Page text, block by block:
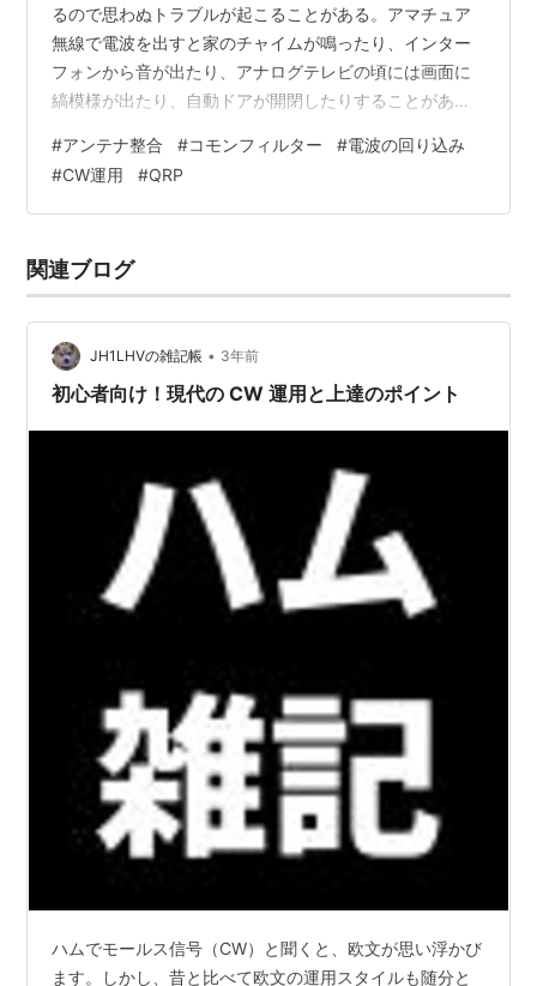
るので思わぬトラブルが起こることがある。アマチュア
無線で電波を出すと家のチャイムが鳴ったり、インター
フォンから音が出たり、アナログテレビの頃には画面に
縞模様が出たり、自動ドアが開閉したりすることがあっ
が、最近では多くの製品が外部からの影響を受けないよ
うに対策がなされているのでこのような現象が起こるこ
とが少なくなっている。 また、基板を製作をする場合に
る。電気信号の伝送は目に見えず、思いもよらない動作
をするのだ。 私の場合、数ワットの小電力（QRP…
#アンテナ整合 #コモンフィルター #電波の回り込み
#CW運用 #QRP
関連ブログ
JH1LHVの雑記帳 • 3年前
初心者向け！現代の CW 運用と上達のポイント
ハムでモールス信号（CW）と聞くと、欧文が思い浮かび
ます。しかし、昔と比べて欧文の運用スタイルも随分と